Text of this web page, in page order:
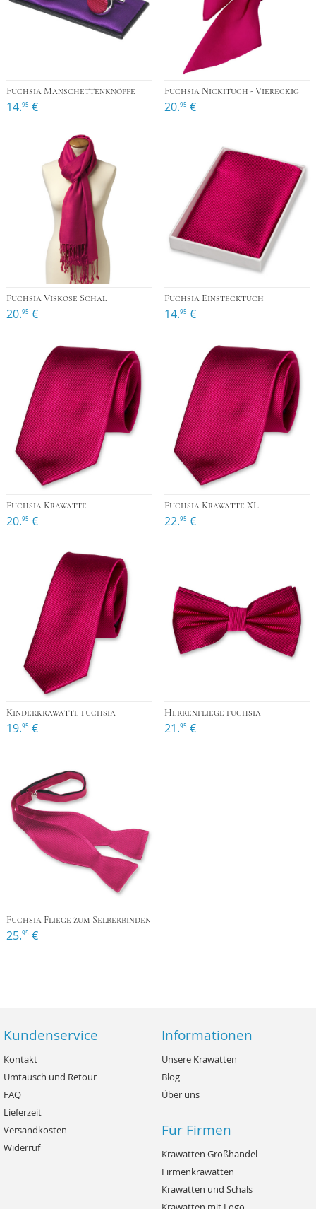
Fuchsia Manschettenknöpfe
14.95 €
Fuchsia Nickituch - Viereckig
20.95 €
Fuchsia Viskose Schal
20.95 €
Fuchsia Einstecktuch
14.95 €
Fuchsia Krawatte
20.95 €
Fuchsia Krawatte XL
22.95 €
Kinderkrawatte fuchsia
19.95 €
Herrenfliege fuchsia
21.95 €
Fuchsia Fliege zum Selberbinden
25.95 €
Kundenservice
Kontakt
Umtausch und Retour
FAQ
Lieferzeit
Versandkosten
Widerruf
Informationen
Unsere Krawatten
Blog
Über uns
Für Firmen
Krawatten Großhandel
Firmenkrawatten
Krawatten und Schals